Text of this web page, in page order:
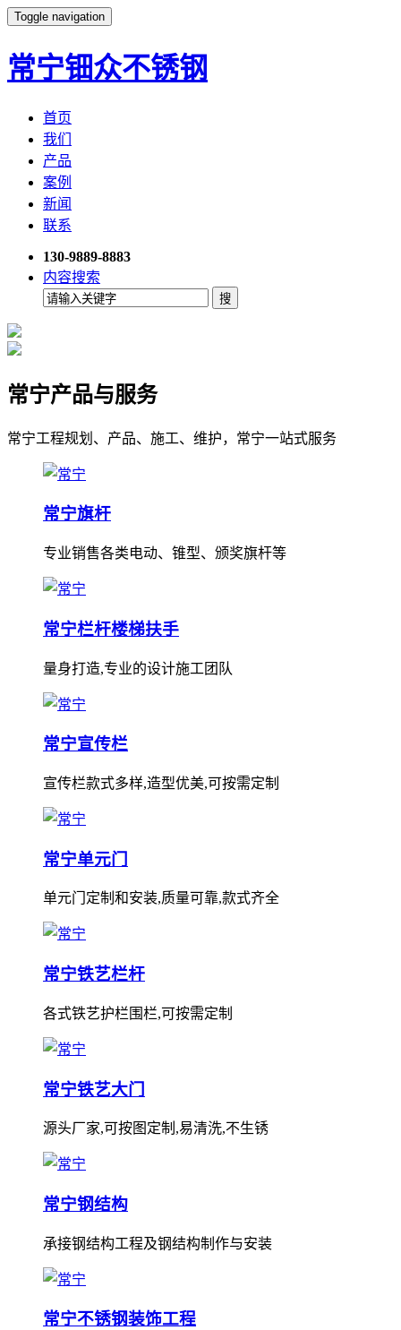
Toggle navigation
常宁钿众不锈钢
首页
我们
产品
案例
新闻
联系
130-9889-8883
内容搜索
常宁产品与服务
常宁工程规划、产品、施工、维护，常宁一站式服务
常宁旗杆
专业销售各类电动、锥型、颁奖旗杆等
常宁栏杆楼梯扶手
量身打造,专业的设计施工团队
常宁宣传栏
宣传栏款式多样,造型优美,可按需定制
常宁单元门
单元门定制和安装,质量可靠,款式齐全
常宁铁艺栏杆
各式铁艺护栏围栏,可按需定制
常宁铁艺大门
源头厂家,可按图定制,易清洗,不生锈
常宁钢结构
承接钢结构工程及钢结构制作与安装
常宁不锈钢装饰工程